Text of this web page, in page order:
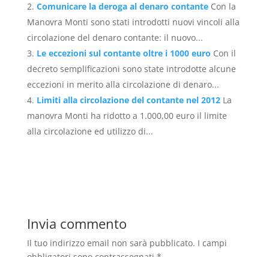
Comunicare la deroga al denaro contante Con la
Manovra Monti sono stati introdotti nuovi vincoli alla
circolazione del denaro contante: il nuovo...
Le eccezioni sul contante oltre i 1000 euro Con il
decreto semplificazioni sono state introdotte alcune
eccezioni in merito alla circolazione di denaro...
Limiti alla circolazione del contante nel 2012 La
manovra Monti ha ridotto a 1.000,00 euro il limite
alla circolazione ed utilizzo di...
Invia commento
Il tuo indirizzo email non sarà pubblicato. I campi